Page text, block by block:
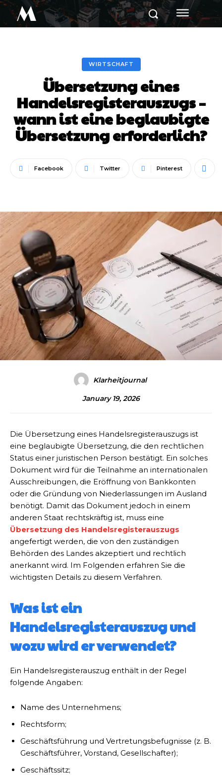
M
WIRTSCHAFT
Übersetzung eines
Handelsregisterauszugs –
wann ist eine beglaubigte
Übersetzung erforderlich?
Facebook Twitter Pinterest
Klarheitjournal
January 19, 2026
Die Übersetzung eines Handelsregisterauszugs ist
eine beglaubigte Übersetzung, die den rechtlichen
Status einer juristischen Person bestätigt. Ein solches
Dokument wird für die Teilnahme an internationalen
Ausschreibungen, die Eröffnung von Bankkonten
oder die Gründung von Niederlassungen im Ausland
benötigt. Damit das Dokument jedoch in einem
anderen Staat rechtskräftig ist, muss eine
Übersetzung des Handelsregisterauszugs
angefertigt werden, die von den zuständigen
Behörden des Landes akzeptiert und rechtlich
anerkannt wird. Im Folgenden erfahren Sie die
wichtigsten Details zu diesem Verfahren.
Was ist ein
Handelsregisterauszug und
wozu wird er verwendet?
Ein Handelsregisterauszug enthält in der Regel
folgende Angaben:
Name des Unternehmens;
Rechtsform;
Geschäftsführung und Vertretungsbefugnisse (z. B.
Geschäftsführer, Vorstand, Gesellschafter);
Geschäftssitz;